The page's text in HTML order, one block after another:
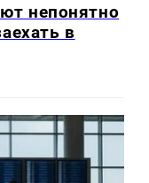
непонятно
в